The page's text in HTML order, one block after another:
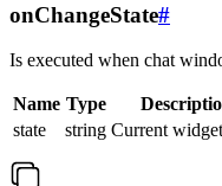
onChangeState#
Is executed when chat
Name Type
state
string Current